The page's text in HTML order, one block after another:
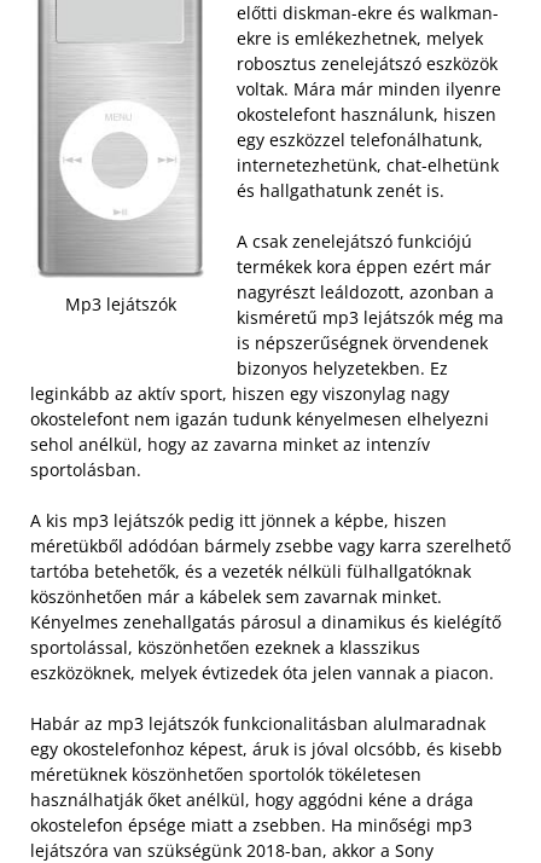
Mp3 lejátszók
előtti diskman-ekre és walkman-
ekre is emlékezhetnek, melyek
robosztus zenelejátszó eszközök
voltak. Mára már minden ilyenre
okostelefont használunk, hiszen
egy eszközzel telefonálhatunk,
internetezhetünk, chat-elhetünk
és hallgathatunk zenét is.
A csak zenelejátszó funkciójú
termékek kora éppen ezért már
nagyrészt leáldozott, azonban a
kisméretű mp3 lejátszók még ma
is népszerűségnek örvendenek
bizonyos helyzetekben. Ez
leginkább az aktív sport, hiszen egy viszonylag nagy
okostelefont nem igazán tudunk kényelmesen elhelyezni
sehol anélkül, hogy az zavarna minket az intenzív
sportolásban.
A kis mp3 lejátszók pedig itt jönnek a képbe, hiszen
méretükből adódóan bármely zsebbe vagy karra szerelhető
tartóba betehetők, és a vezeték nélküli fülhallgatóknak
köszönhetően már a kábelek sem zavarnak minket.
Kényelmes zenehallgatás párosul a dinamikus és kielégítő
sportolással, köszönhetően ezeknek a klasszikus
eszközöknek, melyek évtizedek óta jelen vannak a piacon.
Habár az mp3 lejátszók funkcionalitásban alulmaradnak
egy okostelefonhoz képest, áruk is jóval olcsóbb, és kisebb
méretüknek köszönhetően sportolók tökéletesen
használhatják őket anélkül, hogy aggódni kéne a drága
okostelefon épsége miatt a zsebben. Ha minőségi mp3
lejátszóra van szükségünk 2018-ban, akkor a Sony